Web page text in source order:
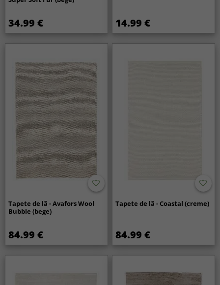
34.99 € 14.99 €
Tapete de lã - Avafors Wool
Bubble (bege)
84.99 €
Tapete de lã - Coastal (creme)
84.99 €